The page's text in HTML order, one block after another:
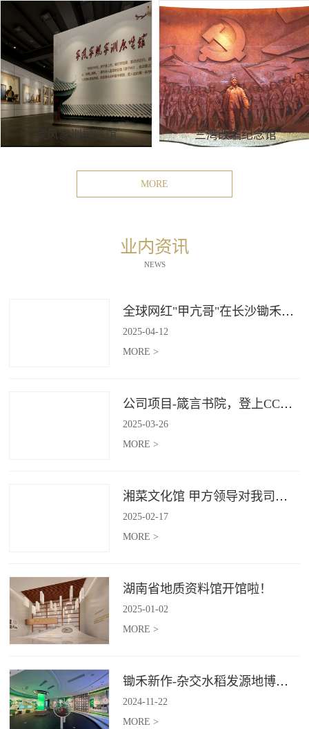
家风家训展览馆 三湾改编纪念馆
MORE
业内资讯
NEWS
全球网红"甲亢哥"在长沙锄禾打造的杜甫江阁体验参观
2025-04-12
MORE >
公司项目-箴言书院，登上CCTV4《记住乡愁》
2025-03-26
MORE >
湘菜文化馆 甲方领导对我司授牌
2025-02-17
MORE >
湖南省地质资料馆开馆啦！
2025-01 -02
MORE >
锄禾新作-杂交水稻发源地博物苑，欢迎前去打卡体验
2024-11 -22
MORE >